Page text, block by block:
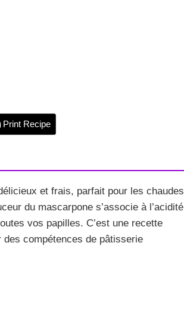
Print Recipe
et frais, parfait pour les chaudes
du mascarpone s’associe à l’acidité
vos papilles. C’est une recette
compétences de pâtisserie